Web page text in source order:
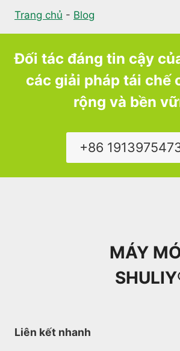
Trang chủ - Blog
Đối tác đáng tin cậy
các giải pháp tái chế
rộng và bền
+86
MÁY
Liên kết nhanh